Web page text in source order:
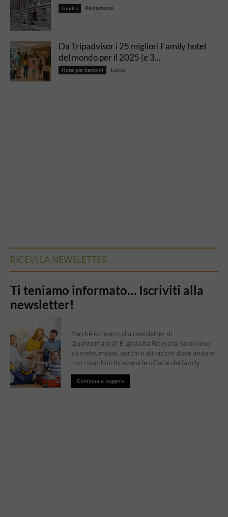
Londra Redazione
Da Tripadvisor i 25 migliori Family hotel
del mondo per il 2025 (e 3...
Hotel per bambini Lucia
RICEVI LA NEWSLETTER
Ti teniamo informato… Iscriviti alla
newsletter!
Perchè iscriversi alla newsletter di
Quantomanca? E' gratuita Riceverai tante idee
su mete, musei, parchi e attrazioni dove andare
con i bambini Riceverai le offerte dei family...
Continua a leggere